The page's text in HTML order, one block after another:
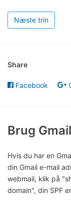
Næste trin
Share
Facebook
Brug
Hvis du har en
din Gmail e-mail
webmail, klik på
domain", din SPF